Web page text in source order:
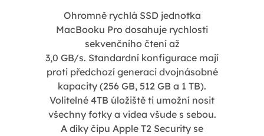
Ohromně rychlá SSD jednotka
MacBooku Pro dosahuje rychlosti
sekvenčního čtení až
3,0 GB/s. Standardní konfigurace mají
proti předchozí generaci dvojnásobné
kapacity (256 GB, 512 GB a 1 TB).
Volitelné 4TB úložiště ti umožní nosit
všechny fotky a videa všude s sebou.
A díky čipu Apple T2 Security se